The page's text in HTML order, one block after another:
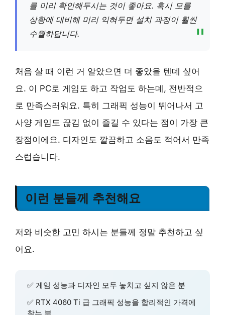
를 미리 확인해두시는 것이 좋아요. 혹시 모를
상황에 대비해 미리 익혀두면 설치 과정이 훨씬
수월하답니다.
처음 살 때 이런 거 알았으면 더 좋았을 텐데 싶어
요. 이 PC로 게임도 하고 작업도 하는데, 전반적으
로 만족스러워요. 특히 그래픽 성능이 뛰어나서 고
사양 게임도 끊김 없이 즐길 수 있다는 점이 가장 큰
장점이에요. 디자인도 깔끔하고 소음도 적어서 만족
스럽습니다.
이런 분들께 추천해요
저와 비슷한 고민 하시는 분들께 정말 추천하고 싶
어요.
✅ 게임 성능과 디자인 모두 놓치고 싶지 않은 분
✅ RTX 4060 Ti 급 그래픽 성능을 합리적인 가격에